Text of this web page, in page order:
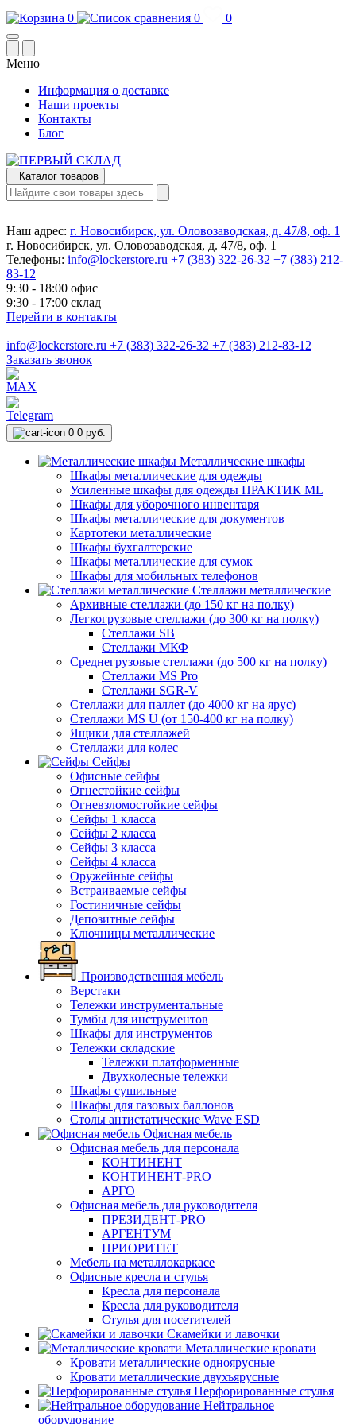
0 0 0
Меню
Информация о доставке
Наши проекты
Контакты
Блог
Каталог товаров
Наш адрес: г. Новосибирск, ул. Оловозаводская, д. 47/8, оф. 1
г. Новосибирск, ул. Оловозаводская, д. 47/8, оф. 1
Телефоны: info@lockerstore.ru +7 (383) 322-26-32 +7 (383) 212-
83-12
9:30 - 18:00 офис
9:30 - 17:00 склад
Перейти в контакты
info@lockerstore.ru +7 (383) 322-26-32 +7 (383) 212-83-12
Заказать звонок
0 0 руб.
Металлические шкафы
Шкафы металлические для одежды
Усиленные шкафы для одежды ПРАКТИК ML
Шкафы для уборочного инвентаря
Шкафы металлические для документов
Картотеки металлические
Шкафы бухгалтерские
Шкафы металлические для сумок
Шкафы для мобильных телефонов
Стеллажи металлические
Архивные стеллажи (до 150 кг на полку)
Легкогрузовые стеллажи (до 300 кг на полку)
Стеллажи SB
Стеллажи МКФ
Среднегрузовые стеллажи (до 500 кг на полку)
Стеллажи MS Pro
Стеллажи SGR-V
Стеллажи для паллет (до 4000 кг на ярус)
Стеллажи MS U (от 150-400 кг на полку)
Ящики для стеллажей
Стеллажи для колес
Сейфы
Офисные сейфы
Огнестойкие сейфы
Огневзломостойкие сейфы
Сейфы 1 класса
Сейфы 2 класса
Сейфы 3 класса
Сейфы 4 класса
Оружейные сейфы
Встраиваемые сейфы
Гостиничные сейфы
Депозитные сейфы
Ключницы металлические
Производственная мебель
Верстаки
Тележки инструментальные
Тумбы для инструментов
Шкафы для инструментов
Тележки складские
Тележки платформенные
Двухколесные тележки
Шкафы сушильные
Шкафы для газовых баллонов
Столы антистатические Wave ESD
Офисная мебель
Офисная мебель для персонала
КОНТИНЕНТ
КОНТИНЕНТ-PRO
АРГО
Офисная мебель для руководителя
ПРЕЗИДЕНТ-PRO
АРГЕНТУМ
ПРИОРИТЕТ
Мебель на металлокаркасе
Офисные кресла и стулья
Кресла для персонала
Кресла для руководителя
Стулья для посетителей
Скамейки и лавочки
Металлические кровати
Кровати металлические одноярусные
Кровати металлические двухъярусные
Перфорированные стулья
Нейтральное
оборудование